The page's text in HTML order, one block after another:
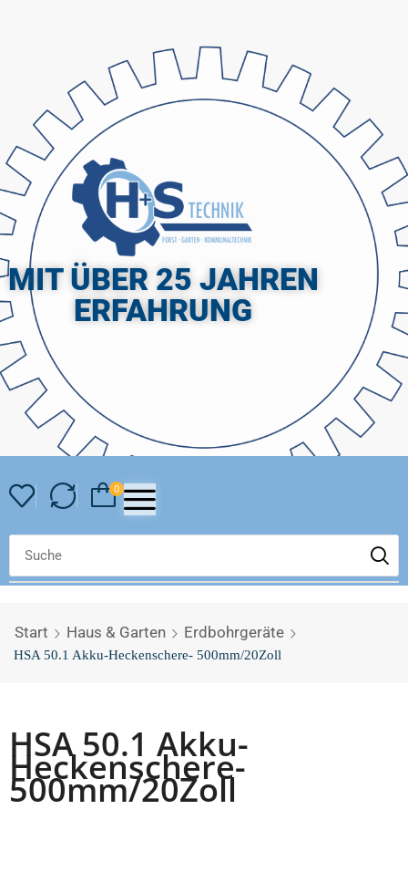
MIT ÜBER 25 JAHREN
ERFAHRUNG
0
Start Haus & Garten Erdbohrgeräte
HSA 50.1 Akku-Heckenschere- 500mm/20Zoll
HSA 50.1 Akku-
Heckenschere-
500mm/20Zoll